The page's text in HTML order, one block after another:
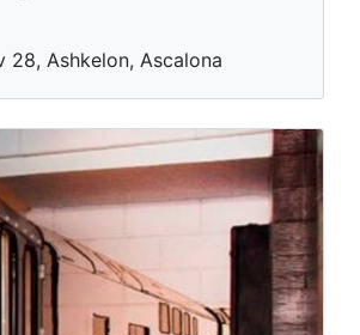
28, Ashkelon, Ascalona